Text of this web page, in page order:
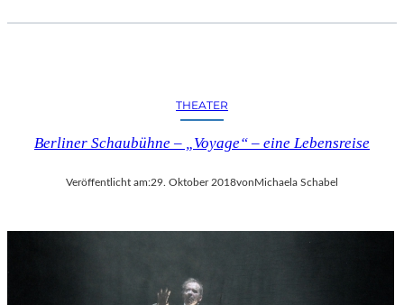
THEATER
Berliner Schaubühne – „Voyage“ – eine Lebensreise
Veröffentlicht am:29. Oktober 2018vonMichaela Schabel